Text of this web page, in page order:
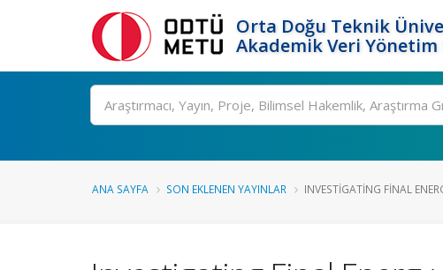
Orta Doğu Teknik
Akademik Veri Yönetim
Ara
ANA SAYFA SON EKLENEN YAYINLAR INVESTIGATING FINAL